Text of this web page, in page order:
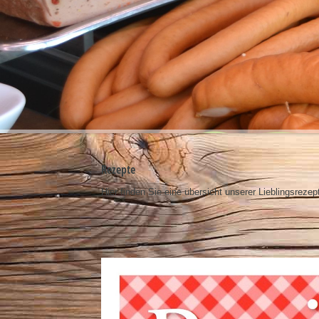
Rezepte
Hier finden Sie eine übersicht unserer